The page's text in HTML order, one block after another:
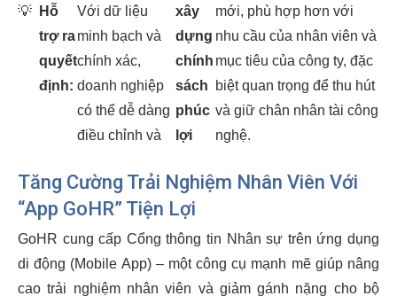
💡
Hỗ
trợ ra
quyết
định:
Với dữ liệu
minh bạch và
chính xác,
doanh nghiệp
có thể dễ dàng
điều chỉnh và
xây
dựng
chính
sách
phúc
lợi
mới, phù hợp hơn với
nhu cầu của nhân viên và
mục tiêu của công ty, đặc
biệt quan trọng để thu hút
và giữ chân nhân tài công
nghệ.
Tăng Cường Trải Nghiệm Nhân Viên Với
“App GoHR” Tiện Lợi
GoHR cung cấp Cổng thông tin Nhân sự trên ứng dụng
di động (Mobile App) – một công cụ mạnh mẽ giúp nâng
cao trải nghiệm nhân viên và giảm gánh nặng cho bộ